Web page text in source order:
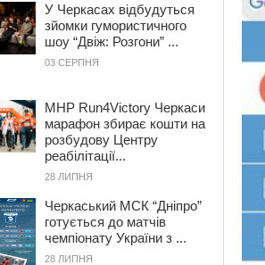
У Черкасах відбудуться
зйомки гумористичного
шоу “Двіж: Розгони” ...
03 СЕРПНЯ
MHP Run4Victory Черкаси
марафон збирає кошти на
розбудову Центру
реабілітації...
28 ЛИПНЯ
Черкаський МСК “Дніпро”
готується до матчів
чемпіонату України з ...
28 ЛИПНЯ